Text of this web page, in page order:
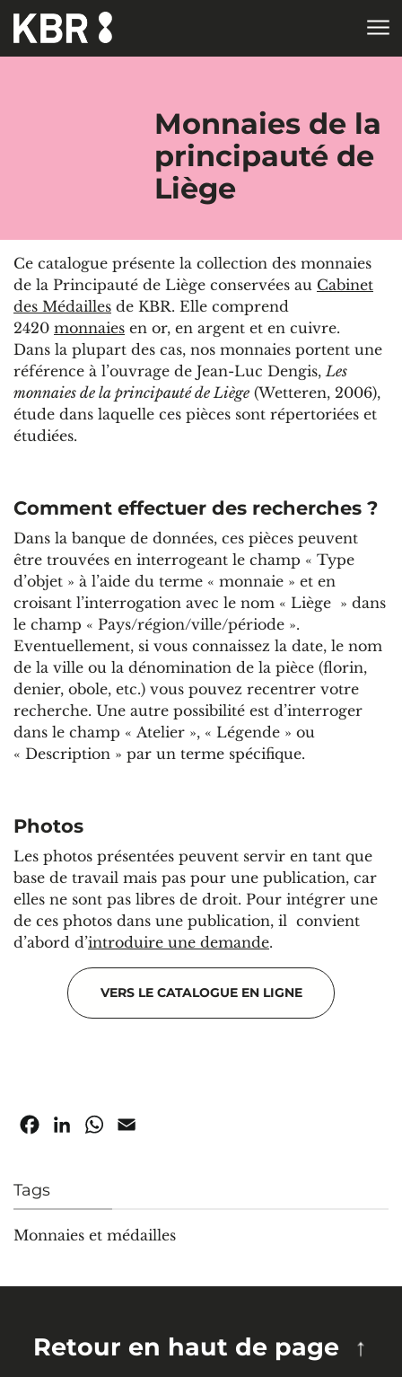
Aller au contenu
Monnaies de la
principauté de
Liège
Ce catalogue présente la collection des monnaies
de la Principauté de Liège conservées au Cabinet
des Médailles de KBR. Elle comprend
2420 monnaies en or, en argent et en cuivre.
Dans la plupart des cas, nos monnaies portent une
référence à l’ouvrage de Jean-Luc Dengis, Les
monnaies de la principauté de Liège (Wetteren, 2006),
étude dans laquelle ces pièces sont répertoriées et
étudiées.
Comment effectuer des recherches ?
Dans la banque de données, ces pièces peuvent
être trouvées en interrogeant le champ « Type
d’objet » à l’aide du terme « monnaie » et en
croisant l’interrogation avec le nom « Liège » dans
le champ « Pays/région/ville/période ».
Eventuellement, si vous connaissez la date, le nom
de la ville ou la dénomination de la pièce (florin,
denier, obole, etc.) vous pouvez recentrer votre
recherche. Une autre possibilité est d’interroger
dans le champ « Atelier », « Légende » ou
« Description » par un terme spécifique.
Photos
Les photos présentées peuvent servir en tant que
base de travail mais pas pour une publication, car
elles ne sont pas libres de droit. Pour intégrer une
de ces photos dans une publication, il convient
d’abord d’introduire une demande.
VERS LE CATALOGUE EN LIGNE
FacebookLinkedInWhatsApp
Tags
Monnaies et médailles
Retour en haut de page